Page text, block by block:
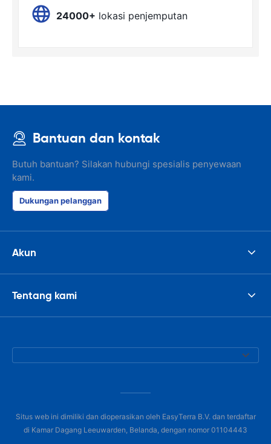
24000+ lokasi penjemputan
Bantuan dan kontak
Butuh bantuan? Silakan hubungi spesialis penyewaan
kami.
Dukungan pelanggan
Akun
Tentang kami
Situs web ini dimiliki dan dioperasikan oleh EasyTerra B.V. dan terdaftar
di Kamar Dagang Leeuwarden, Belanda, dengan nomor 01104443